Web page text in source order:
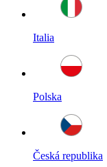
Italia
Polska
Česká republika